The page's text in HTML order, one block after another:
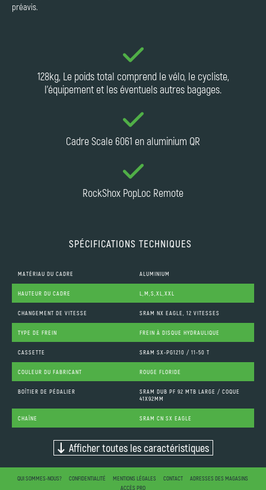
préavis.
128kg, Le poids total comprend le vélo, le cycliste,
l'équipement et les éventuels autres bagages.
Cadre Scale 6061 en aluminium QR
RockShox PopLoc Remote
SPÉCIFICATIONS TECHNIQUES
MATÉRIAU DU CADRE ALUMINIUM
HAUTEUR DU CADRE L,M,S,XL,XXL
CHANGEMENT DE VITESSE SRAM NX EAGLE, 12 VITESSES
TYPE DE FREIN FREIN À DISQUE HYDRAULIQUE
CASSETTE SRAM SX-PG1210 / 11-50 T
COULEUR DU FABRICANT ROUGE FLORIDE
BOÎTIER DE PÉDALIER
SRAM DUB PF 92 MTB LARGE / COQUE
41X92MM
CHAÎNE SRAM CN SX EAGLE
Afficher toutes les caractéristiques
QUI SOMMES-NOUS? CONFIDENTIALITÉ MENTIONS LÉGALES CONTACT
ADRESSES DES MAGASINS
ACCÈS PRO